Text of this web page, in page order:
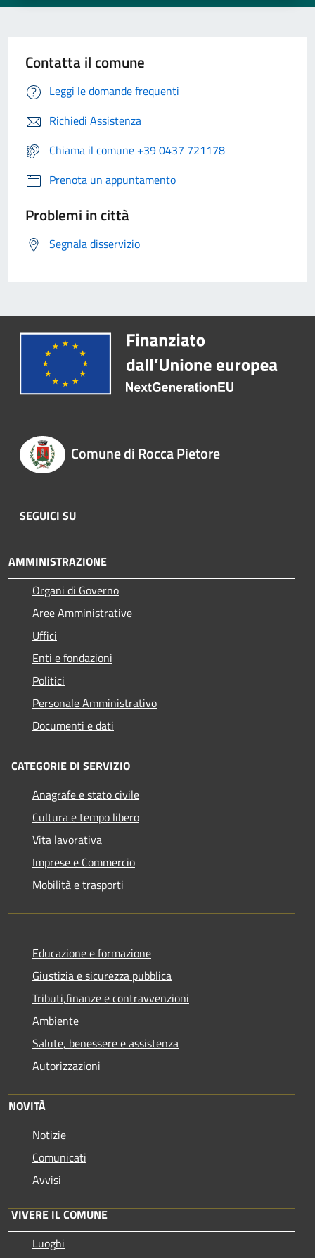
Contatta il comune
Leggi le domande frequenti
Richiedi Assistenza
Chiama il comune +39 0437 721178
Prenota un appuntamento
Problemi in città
Segnala disservizio
Comune di Rocca Pietore
SEGUICI SU
AMMINISTRAZIONE
Organi di Governo
Aree Amministrative
Uffici
Enti e fondazioni
Politici
Personale Amministrativo
Documenti e dati
CATEGORIE DI SERVIZIO
Anagrafe e stato civile
Cultura e tempo libero
Vita lavorativa
Imprese e Commercio
Mobilità e trasporti
Educazione e formazione
Giustizia e sicurezza pubblica
Tributi,finanze e contravvenzioni
Ambiente
Salute, benessere e assistenza
Autorizzazioni
NOVITÀ
Notizie
Comunicati
Avvisi
VIVERE IL COMUNE
Luoghi